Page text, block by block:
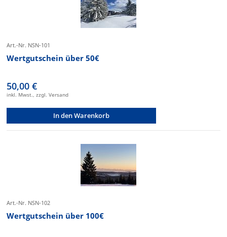
Art.-Nr. NSN-101
Wertgutschein über 50€
50,00 €
inkl. Mwst., zzgl. Versand
In den Warenkorb
Art.-Nr. NSN-102
Wertgutschein über 100€